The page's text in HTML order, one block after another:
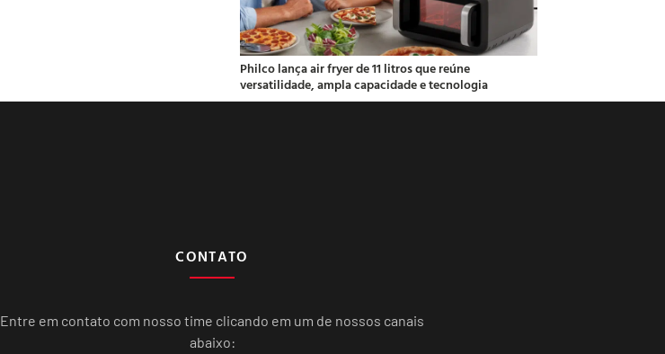
Philco lança air fryer de 11 litros que reúne
versatilidade, ampla capacidade e tecnologia
CONTATO
Entre em contato com nosso time clicando em um de nossos canais
abaixo: